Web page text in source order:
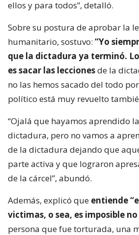
ellos y para todos”, detalló.
Sobre su postura de aprobar la
humanitario, sostuvo: “Yo
que la dictadura ya terminó.
es sacar las leccionesde la
no las hemos sacado del todo
político está muy revuelto
“Ojalá que hayamos aprendido
dictadura, pero no vamos a
de la dictadura dejando que
parte activa y que lograron
de la cárcel”, abundó.
Además, explicó que entiende
victimas, o sea, es imposible
persona que fue torturada, una